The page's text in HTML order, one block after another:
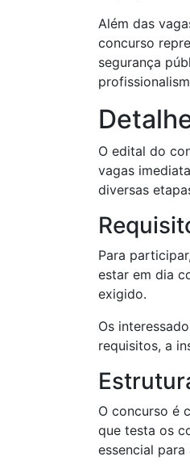
Além das
concurso
segurança
O edital do
vagas
diversas
Para
estar em dia
exigido.
Os
requisitos, a
O concurso é
que testa os
essencial para